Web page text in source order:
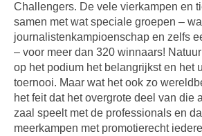
Challengers. De vele vierkampen en
samen met wat speciale groepen –
journalistenkampioenschap en zelfs
– voor meer dan 320 winnaars!
op het podium het belangrijkst en het
toernooi. Maar wat het ook zo
het feit dat het overgrote deel van die
zaal speelt met de professionals en
meerkampen met promotierecht